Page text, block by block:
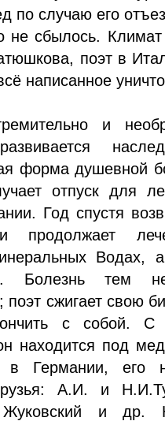
по случаю его
не сбылось. Климат
поэт в
написанное
и
форма душевной
отпуск для
Год спустя
Водах,
Болезнь тем
поэт сжигает свою
с собой.
находится под
в Германии, его
А.И. и
и др.